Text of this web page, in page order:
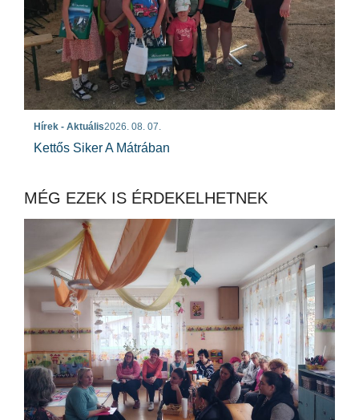
Hírek - Aktuális2026. 08. 07.
Kettős Siker A Mátrában
MÉG EZEK IS ÉRDEKELHETNEK